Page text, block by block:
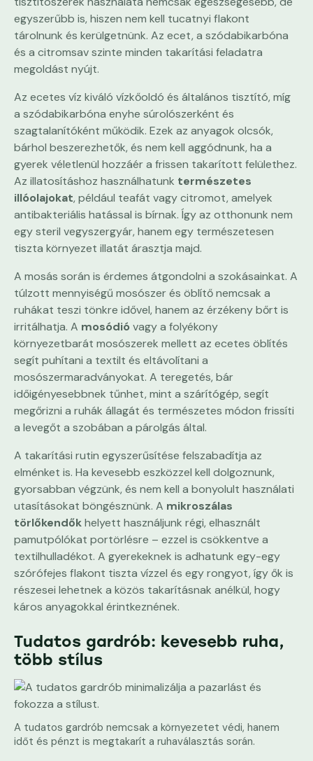
egyszerűbb is, hiszen nem kell tucatnyi flakont
tárolnunk és kerülgetnünk. Az ecet, a szódabikarbóna
és a citromsav szinte minden takarítási feladatra
megoldást nyújt.
Az ecetes víz kiváló vízkőoldó és általános tisztító, míg
a szódabikarbóna enyhe súrolószerként és
szagtalanítóként működik. Ezek az anyagok olcsók,
bárhol beszerezhetők, és nem kell aggódnunk, ha a
gyerek véletlenül hozzáér a frissen takarított felülethez.
Az illatosításhoz használhatunk természetes
illóolajokat, például teafát vagy citromot, amelyek
antibakteriális hatással is bírnak. Így az otthonunk nem
egy steril vegyszergyár, hanem egy természetesen
tiszta környezet illatát árasztja majd.
A mosás során is érdemes átgondolni a szokásainkat. A
túlzott mennyiségű mosószer és öblítő nemcsak a
ruhákat teszi tönkre idővel, hanem az érzékeny bőrt is
irritálhatja. A mosódió vagy a folyékony
környezetbarát mosószerek mellett az ecetes öblítés
segít puhítani a textilt és eltávolítani a
mosószermaradványokat. A teregetés, bár
időigényesebbnek tűnhet, mint a szárítógép, segít
megőrizni a ruhák állagát és természetes módon frissíti
a levegőt a szobában a párolgás által.
A takarítási rutin egyszerűsítése felszabadítja az
elménket is. Ha kevesebb eszközzel kell dolgoznunk,
gyorsabban végzünk, és nem kell a bonyolult használati
utasításokat böngésznünk. A mikroszálas
törlőkendőkhelyett használjunk régi, elhasznált
pamutpólókat portörlésre – ezzel is csökkentve a
textilhulladékot. A gyerekeknek is adhatunk egy-egy
szórófejes flakont tiszta vízzel és egy rongyot, így ők is
részesei lehetnek a közös takarításnak anélkül, hogy
káros anyagokkal érintkeznének.
Tudatos gardrób: kevesebb ruha,
több stílus
A tudatos gardrób nemcsak a környezetet védi, hanem
időt és pénzt is megtakarít a ruhaválasztás során.